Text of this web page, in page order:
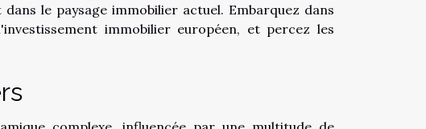
le paysage immobilier actuel. Embarquez dans
immobilier européen, et percez les